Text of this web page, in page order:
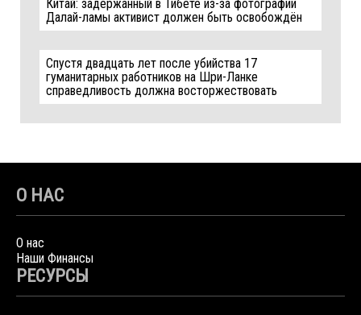
Китай: задержанный в Тибете из-за фотографии
Далай-ламы активист должен быть освобождён
Спустя двадцать лет после убийства 17
гуманитарных работников на Шри-Ланке
справедливость должна восторжествовать
О НАС
О нас
Наши Финансы
РЕСУРСЫ